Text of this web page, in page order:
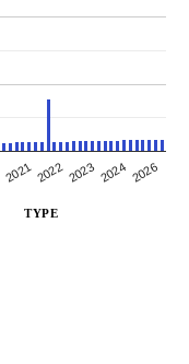
2021 2022 2023 2024 2026
TYPE